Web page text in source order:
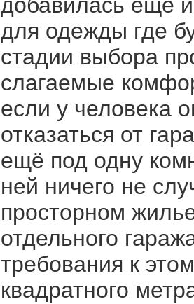
добавилась ещё
для одежды где
стадии выбора
слагаемые
если у человека
отказаться от
ещё под одну
ней ничего не
просторном
отдельного
требования к
квадратного